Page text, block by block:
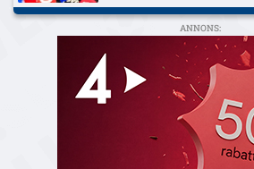
ANNONS: